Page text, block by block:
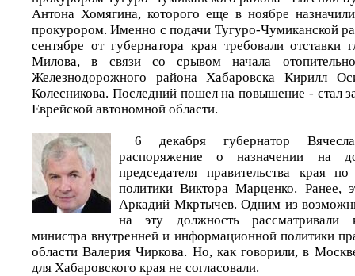
Антона Хомягина, которого еще в ноябре
прокурором. Именно с подачи Тугуро-Чумиканской
сентябре от губернатора края требовали отставки
Милова, в связи со срывом начала
Железнодорожного района Хабаровска Кирилл
Колесникова. Последний пошел на повышение - стал
Еврейской автономной области.
6 декабря губернатор
распоряжение о назначении на
председателя правительства края
политики Виктора Марценко. Ранее,
Аркадий Мкртычев. Одним из
на эту должность рассматривали
министра внутренней и информационной политики
области Валерия Чиркова. Но, как говорили, в
для Хабаровского края не согласовали.